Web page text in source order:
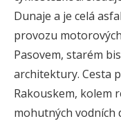
Dunaje a je celá
provozu
Pasovem, starém
architektury. Cesta
Rakouskem, kolem
mohutných vodních